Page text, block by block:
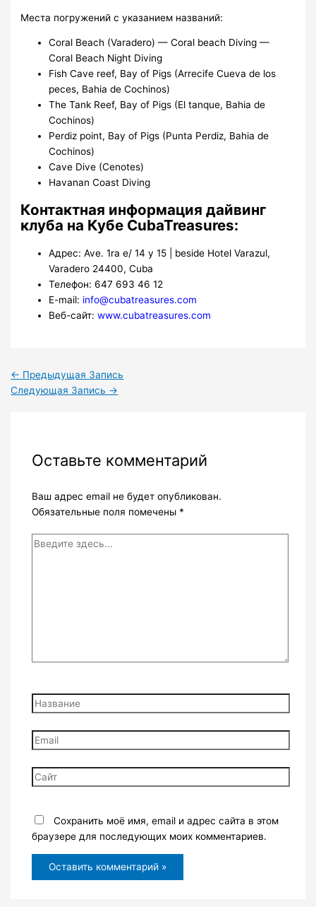
Места погружений с указанием названий:
Coral Beach (Varadero) — Coral beach Diving —
Coral Beach Night Diving
Fish Cave reef, Bay of Pigs (Arrecife Cueva de los
peces, Bahia de Cochinos)
The Tank Reef, Bay of Pigs (El tanque, Bahia de
Cochinos)
Perdiz point, Bay of Pigs (Punta Perdiz, Bahia de
Cochinos)
Cave Dive (Cenotes)
Havanan Coast Diving
Контактная информация дайвинг
клуба на Кубе CubaTreasures:
Адрес: Ave. 1ra e/ 14 y 15 | beside Hotel Varazul,
Varadero 24400, Cuba
Телефон: 647 693 46 12
E-mail: info@cubatreasures.com
Веб-сайт:www.cubatreasures.com
← Предыдущая Запись
Следующая Запись →
Оставьте комментарий
Ваш адрес email не будет опубликован.
Обязательные поля помечены *
Введите
Название
Email
Сайт
Сохранить моё имя, email и адрес сайта в этом
браузере для последующих моих комментариев.